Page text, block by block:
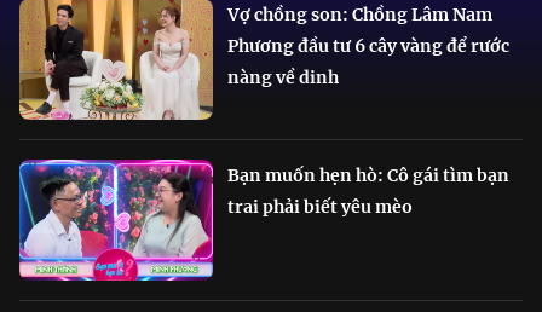
Vợ chồng son: Chồng Lâm Nam
Phương đầu tư 6 cây vàng để rước
nàng về dinh
Bạn muốn hẹn hò: Cô gái tìm bạn
trai phải biết yêu mèo